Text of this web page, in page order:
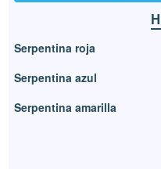
Serpentina roja
Serpentina azul
Serpentina amarilla